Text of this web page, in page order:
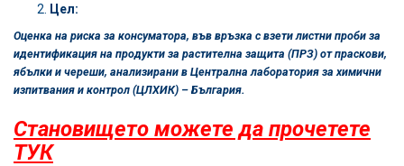
Цел:
Оценка на риска за консуматора, във връзка с взети листни проби за
идентификация на продукти за растителна защита (ПРЗ) от праскови,
ябълки и череши, анализирани в Централна лаборатория за химични
изпитвания и контрол (ЦЛХИК) – България.
Становището можете да прочетете
ТУК